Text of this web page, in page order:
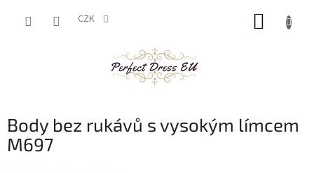
CZK
Body bez rukávů s vysokým límcem
M697